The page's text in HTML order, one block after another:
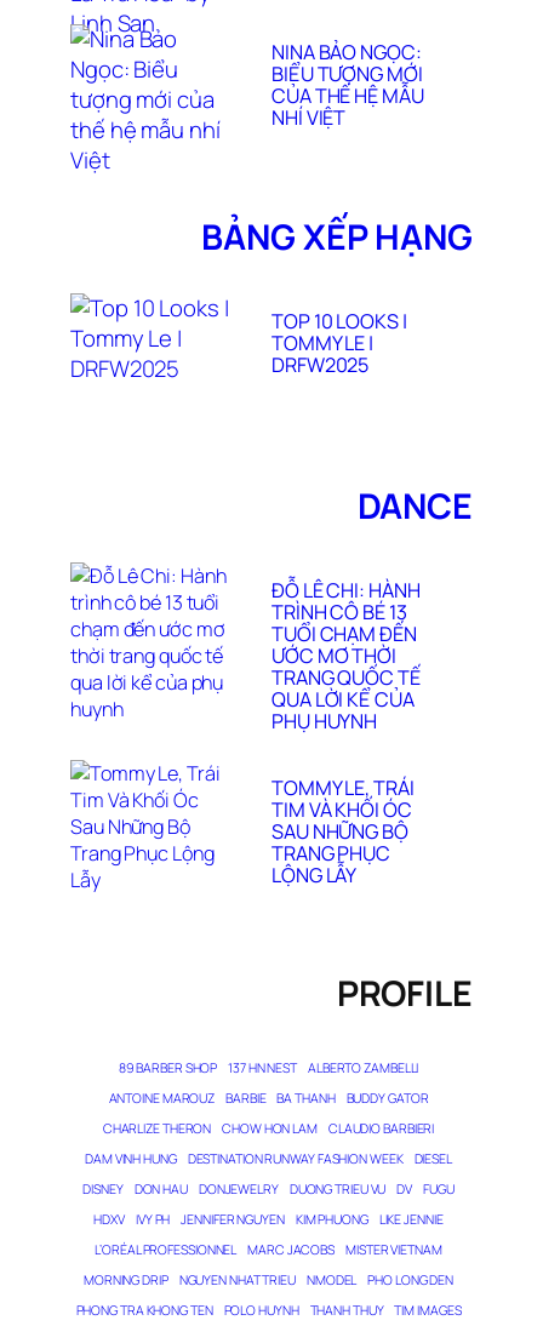
NINA BẢO NGỌC:
BIỂU TƯỢNG MỚI
CỦA THẾ HỆ MẪU
NHÍ VIỆT
BẢNG XẾP HẠNG
TOP 10 LOOKS |
TOMMY LE |
DRFW2025
DANCE
ĐỖ LÊ CHI: HÀNH
TRÌNH CÔ BÉ 13
TUỔI CHẠM ĐẾN
ƯỚC MƠ THỜI
TRANG QUỐC TẾ
QUA LỜI KỂ CỦA
PHỤ HUYNH
TOMMY LE, TRÁI
TIM VÀ KHỐI ÓC
SAU NHỮNG BỘ
TRANG PHỤC
LỘNG LẪY
PROFILE
89 BARBER SHOP 137 HN NEST
ALBERTO ZAMBELLI
ANTOINE MAROUZ
BARBIE BA THANH
BUDDY GATOR
CHARLIZE THERON
CHOW HON LAM
CLAUDIO BARBIERI
DAM VINH HUNG
DESTINATION RUNWAY FASHION WEEK
DIESEL
DISNEY
DON HAU DONJEWELRY DUONG TRIEU VU DV
FUGU
HDXV
IVY PH JENNIFER NGUYEN KIM PHUONG
LIKE JENNIE
L’ORÉAL PROFESSIONNEL
MARC JACOBS
MISTER VIETNAM
MORNING DRIP
NGUYEN NHAT TRIEU NMODEL
PHO LONG DEN
PHONG TRA KHONG TEN
POLO HUYNH THANH THUY TIM IMAGES